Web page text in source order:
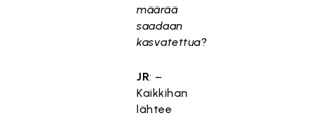
määrää
saadaan
kasvatettua?
JR: –
Kaikkihan
lähtee